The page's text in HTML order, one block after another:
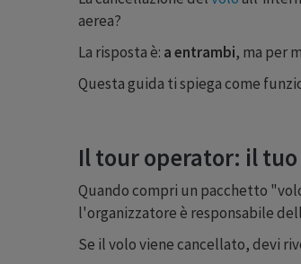
aerea?
La risposta è: a entrambi, ma per
Questa guida ti spiega come
Il tour operator: il
Quando compri un pacchetto
l'organizzatore è responsabile
Se il volo viene cancellato, devi